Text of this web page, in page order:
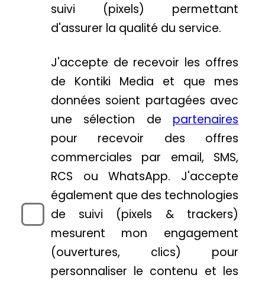
suivi (pixels) permettant
d'assurer la qualité du service.
J'accepte de recevoir les offres
de Kontiki Media et que mes
données soient partagées avec
une sélection de partenaires
pour recevoir des offres
commerciales par email, SMS,
RCS ou WhatsApp. J'accepte
également que des technologies
de suivi (pixels & trackers)
mesurent mon engagement
(ouvertures, clics) pour
personnaliser le contenu et les